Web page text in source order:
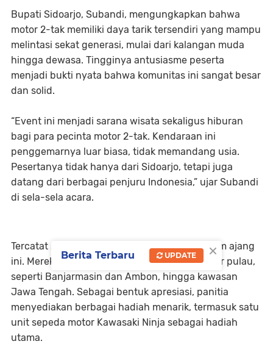
Bupati Sidoarjo, Subandi, mengungkapkan bahwa
motor 2-tak memiliki daya tarik tersendiri yang mampu
melintasi sekat generasi, mulai dari kalangan muda
hingga dewasa. Tingginya antusiasme peserta
menjadi bukti nyata bahwa komunitas ini sangat besar
dan solid.
“Event ini menjadi sarana wisata sekaligus hiburan
bagi para pecinta motor 2-tak. Kendaraan ini
penggemarnya luar biasa, tidak memandang usia.
Pesertanya tidak hanya dari Sidoarjo, tetapi juga
datang dari berbagai penjuru Indonesia,” ujar Subandi
di sela-sela acara.
Tercatat sebanyak 110 peserta unjuk gigi dalam ajang
ini. Mereka datang dari berbagai daerah di luar pulau,
seperti Banjarmasin dan Ambon, hingga kawasan
Jawa Tengah. Sebagai bentuk apresiasi, panitia
menyediakan berbagai hadiah menarik, termasuk satu
unit sepeda motor Kawasaki Ninja sebagai hadiah
utama.
×
Berita Terbaru UPDATE